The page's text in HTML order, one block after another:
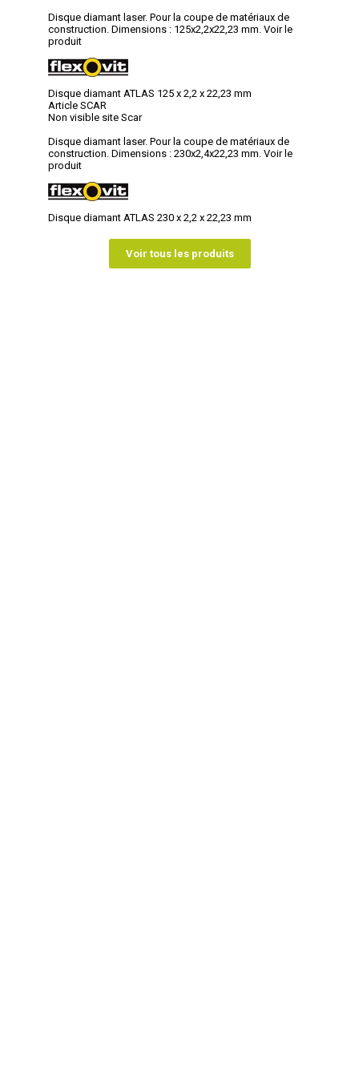
Disque diamant laser. Pour la coupe de matériaux de
construction. Dimensions : 125x2,2x22,23 mm. Voir le
produit
Disque diamant ATLAS 125 x 2,2 x 22,23 mm
Article SCAR
Non visible site Scar
Disque diamant laser. Pour la coupe de matériaux de
construction. Dimensions : 230x2,4x22,23 mm. Voir le
produit
Disque diamant ATLAS 230 x 2,2 x 22,23 mm
Voir tous les produits